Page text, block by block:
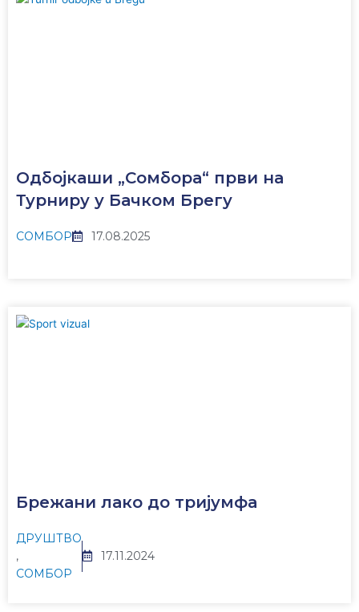
Одбојкаши „Сомбора“ први на
Турниру у Бачком Брегу
СОМБОР 17.08.2025
Брежани лако до тријумфа
ДРУШТВО
,
СОМБОР
17.11.2024